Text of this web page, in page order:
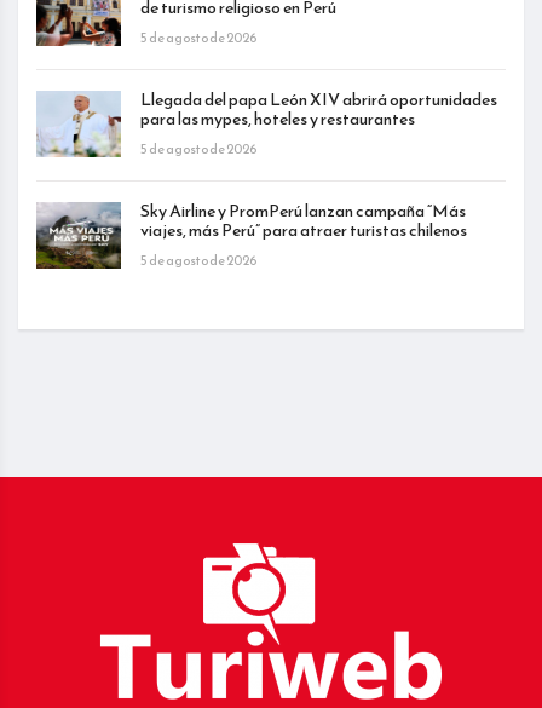
de turismo religioso en Perú
5 de agosto de 2026
Llegada del papa León XIV abrirá oportunidades
para las mypes, hoteles y restaurantes
5 de agosto de 2026
Sky Airline y PromPerú lanzan campaña “Más
viajes, más Perú” para atraer turistas chilenos
5 de agosto de 2026